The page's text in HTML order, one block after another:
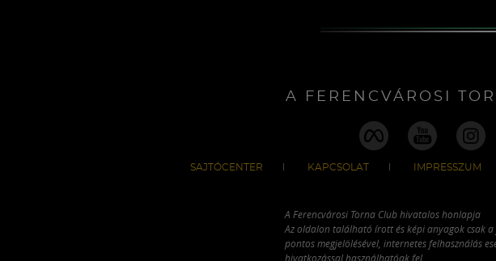
A FERENCVÁROSI
SAJTÓCENTER KAPCSOLAT IMPRESSZUM
A Ferencvárosi Torna Club hivatalos honlapja
Az oldalon található írott és képi anyagok csak
pontos megjelölésével, internetes felhasználás
hivatkozással használhatóak fel.